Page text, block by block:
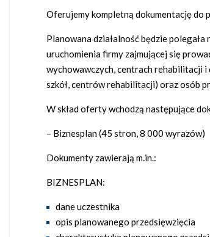
Oferujemy kompletną dokumentację do
Planowana działalność będzie
uruchomienia firmy zajmującej się
wychowawczych, centrach rehabilitacji
szkół, centrów rehabilitacji) oraz osób
W skład oferty wchodzą następujące
– Biznesplan (45 stron, 8 000 wyrazów)
Dokumenty zawierają m.in.:
BIZNESPLAN:
dane uczestnika
opis planowanego przedsięwzięcia